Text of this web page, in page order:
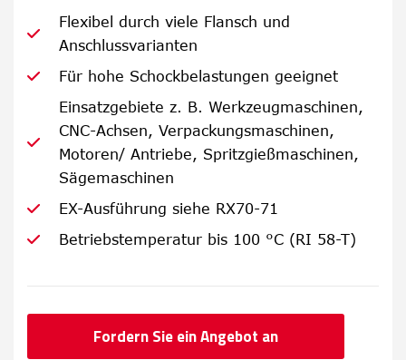
Flexibel durch viele Flansch und
Anschlussvarianten
Für hohe Schockbelastungen geeignet
Einsatzgebiete z. B. Werkzeugmaschinen,
CNC-Achsen, Verpackungsmaschinen,
Motoren/ Antriebe, Spritzgießmaschinen,
Sägemaschinen
EX-Ausführung siehe RX70-71
Betriebstemperatur bis 100 °C (RI 58-T)
Fordern Sie ein Angebot an